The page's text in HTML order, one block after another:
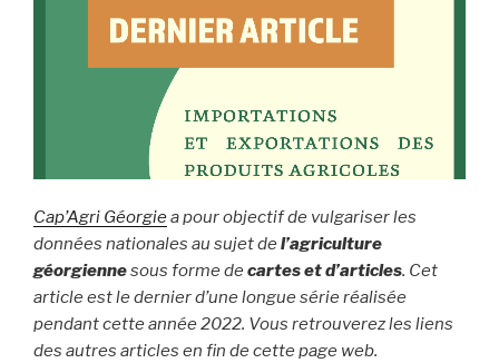
Cap’Agri Géorgiea pour objectif de vulgariser les
données nationales au sujet de l’agriculture
géorgiennesous forme de cartes et d’articles. Cet
article est le dernier d’une longue série réalisée
pendant cette année 2022. Vous retrouverez les liens
des autres articles en fin de cette page web.